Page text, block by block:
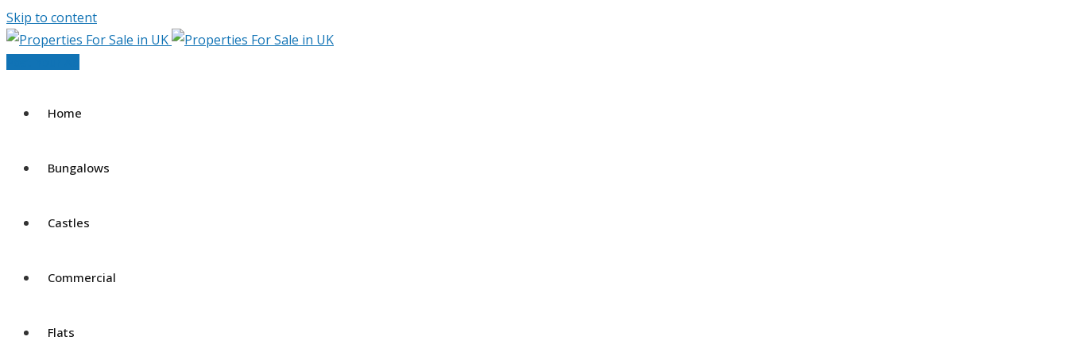
Skip to content
Home
Bungalows
Castles
Commercial
Flats